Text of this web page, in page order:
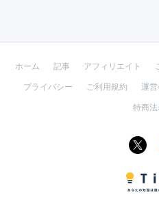
ホーム 記事 アフィリエイト
プライバシー
ご利用規約 運
特商